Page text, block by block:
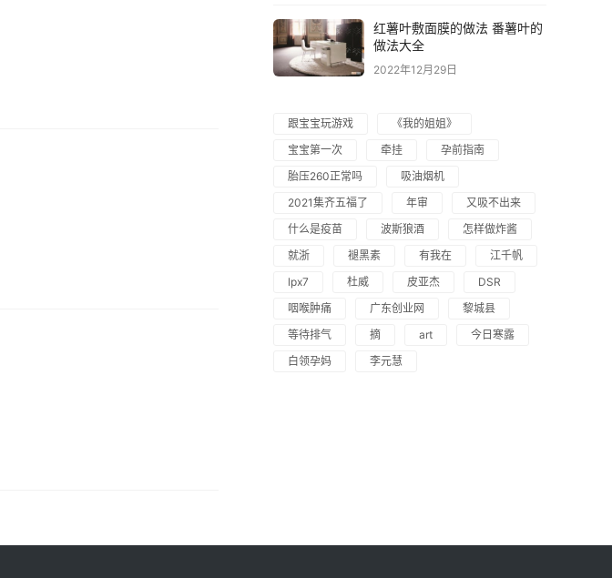
红薯叶敷面膜的做法 番薯叶的
做法大全
2022年12月29日
跟宝宝玩游戏
《我的姐姐》
宝宝第一次
牵挂
孕前指南
胎压260正常吗
吸油烟机
2021集齐五福了
年审
又吸不出来
什么是疫苗
波斯狼酒
怎样做炸酱
就浙
褪黑素 有我在
江千帆
lpx7
杜威 皮亚杰
DSR
咽喉肿痛
广东创业网
黎城县
等待排气
摘 art
今日寒露
白领孕妈
李元慧